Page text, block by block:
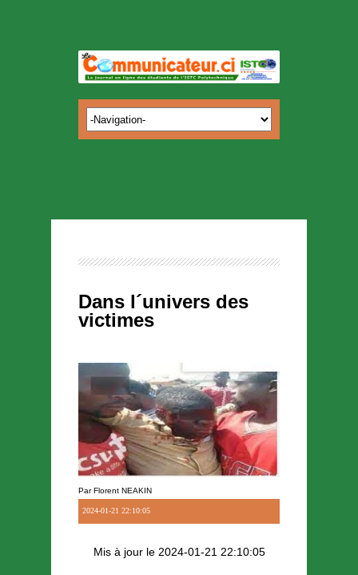
Dans l´univers des
victimes
Par Florent NEAKIN
2024-01-21 22:10:05
Mis à jour le 2024-01-21 22:10:05